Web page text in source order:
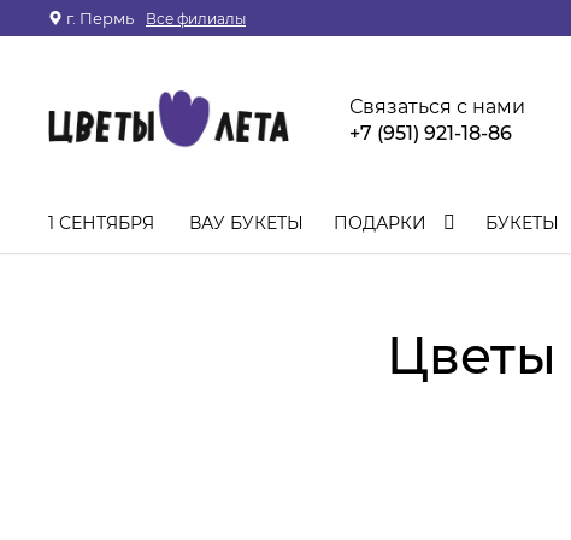
г. Пермь Все филиалы
Связаться с нами
+7 (951) 921-18-86
1 СЕНТЯБРЯ ВАУ БУКЕТЫ ПОДАРКИ БУКЕТЫ